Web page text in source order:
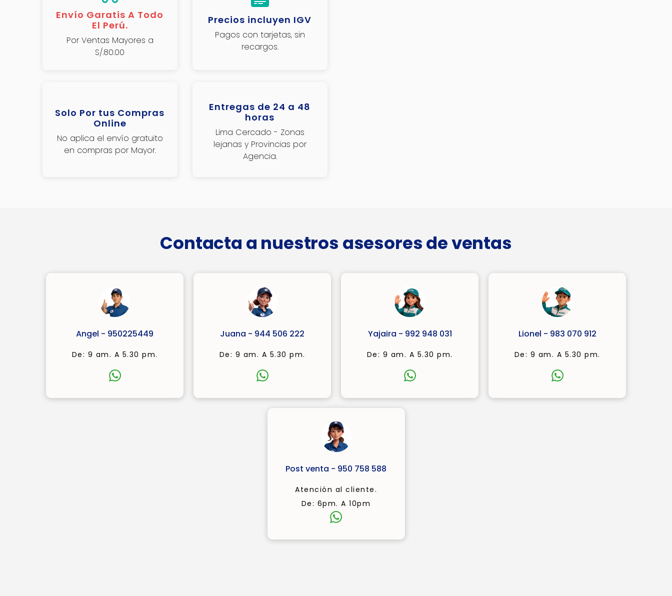
Envío Garatis A Todo
El Perú.
Por Ventas Mayores a
S/.80.00
Precios incluyen IGV
Pagos con tarjetas, sin
recargos.
Solo Por tus Compras
Online
No aplica el envío gratuito
en compras por Mayor.
Entregas de 24 a 48
horas
Lima Cercado - Zonas
lejanas y Provincias por
Agencia.
Contacta a nuestros asesores de ventas
Angel - 950225449
De: 9 am. A 5.30 pm.
Juana - 944 506 222
De: 9 am. A 5.30 pm.
Yajaira - 992 948 031
De: 9 am. A 5.30 pm.
Lionel - 983 070 912
De: 9 am. A 5.30 pm.
Post venta - 950 758 588
Atención al cliente.
De: 6pm. A 10pm